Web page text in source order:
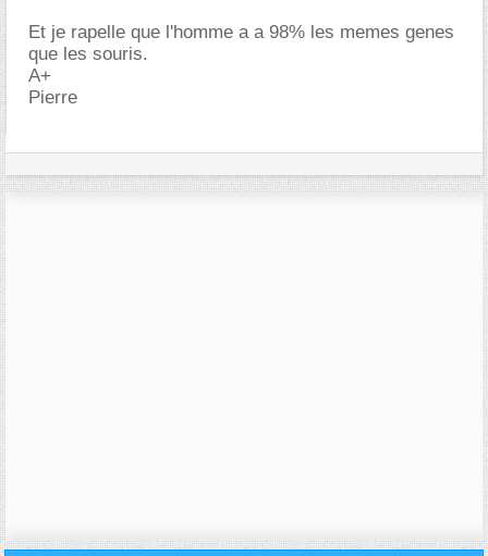
Et je rapelle que l'homme a a 98% les memes genes
que les souris.
A+
Pierre